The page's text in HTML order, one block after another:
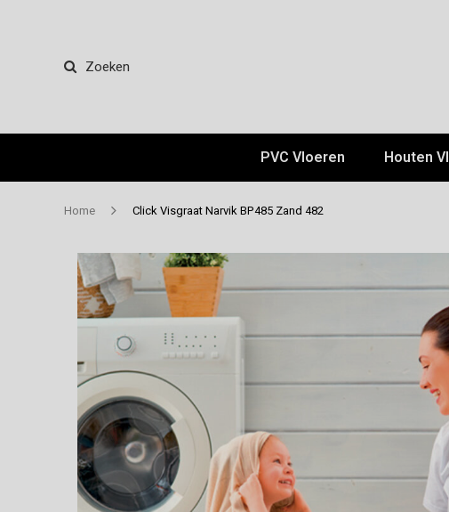
Zoeken
PVC Vloeren Houten
Home Click Visgraat Narvik BP485 Zand 482